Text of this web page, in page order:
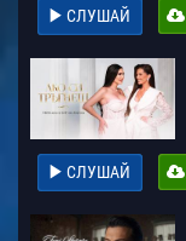
СЛУШАЙ
СЛУШАЙ